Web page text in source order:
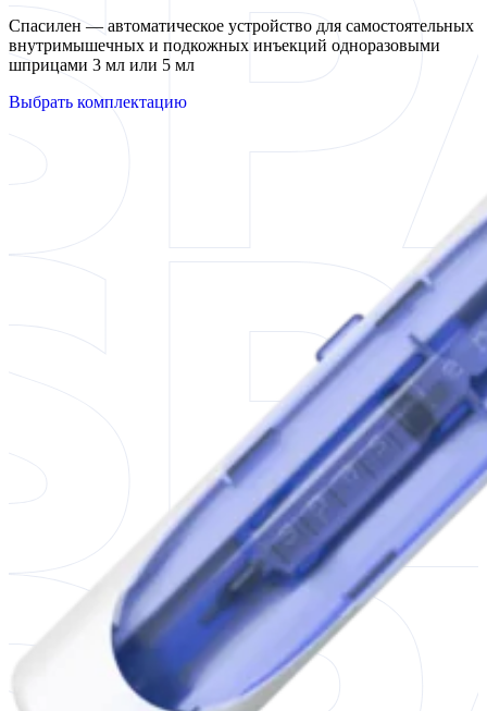
Спасилен — автоматическое устройство для самостоятельных
внутримышечных и подкожных инъекций одноразовыми
шприцами 3 мл или 5 мл
Выбрать комплектацию